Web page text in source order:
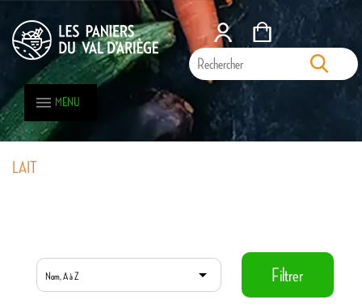
MENU
LAIT
Nom, A à Z  Filtrer